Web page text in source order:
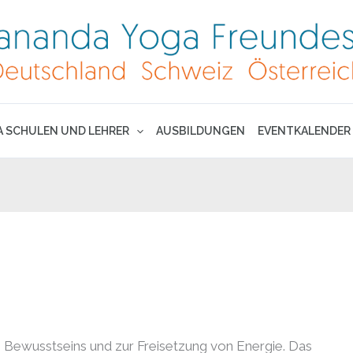
SCHULEN UND LEHRER AUSBILDUNGEN EVENTKALENDER
und zur Freisetzung von Energie. Das